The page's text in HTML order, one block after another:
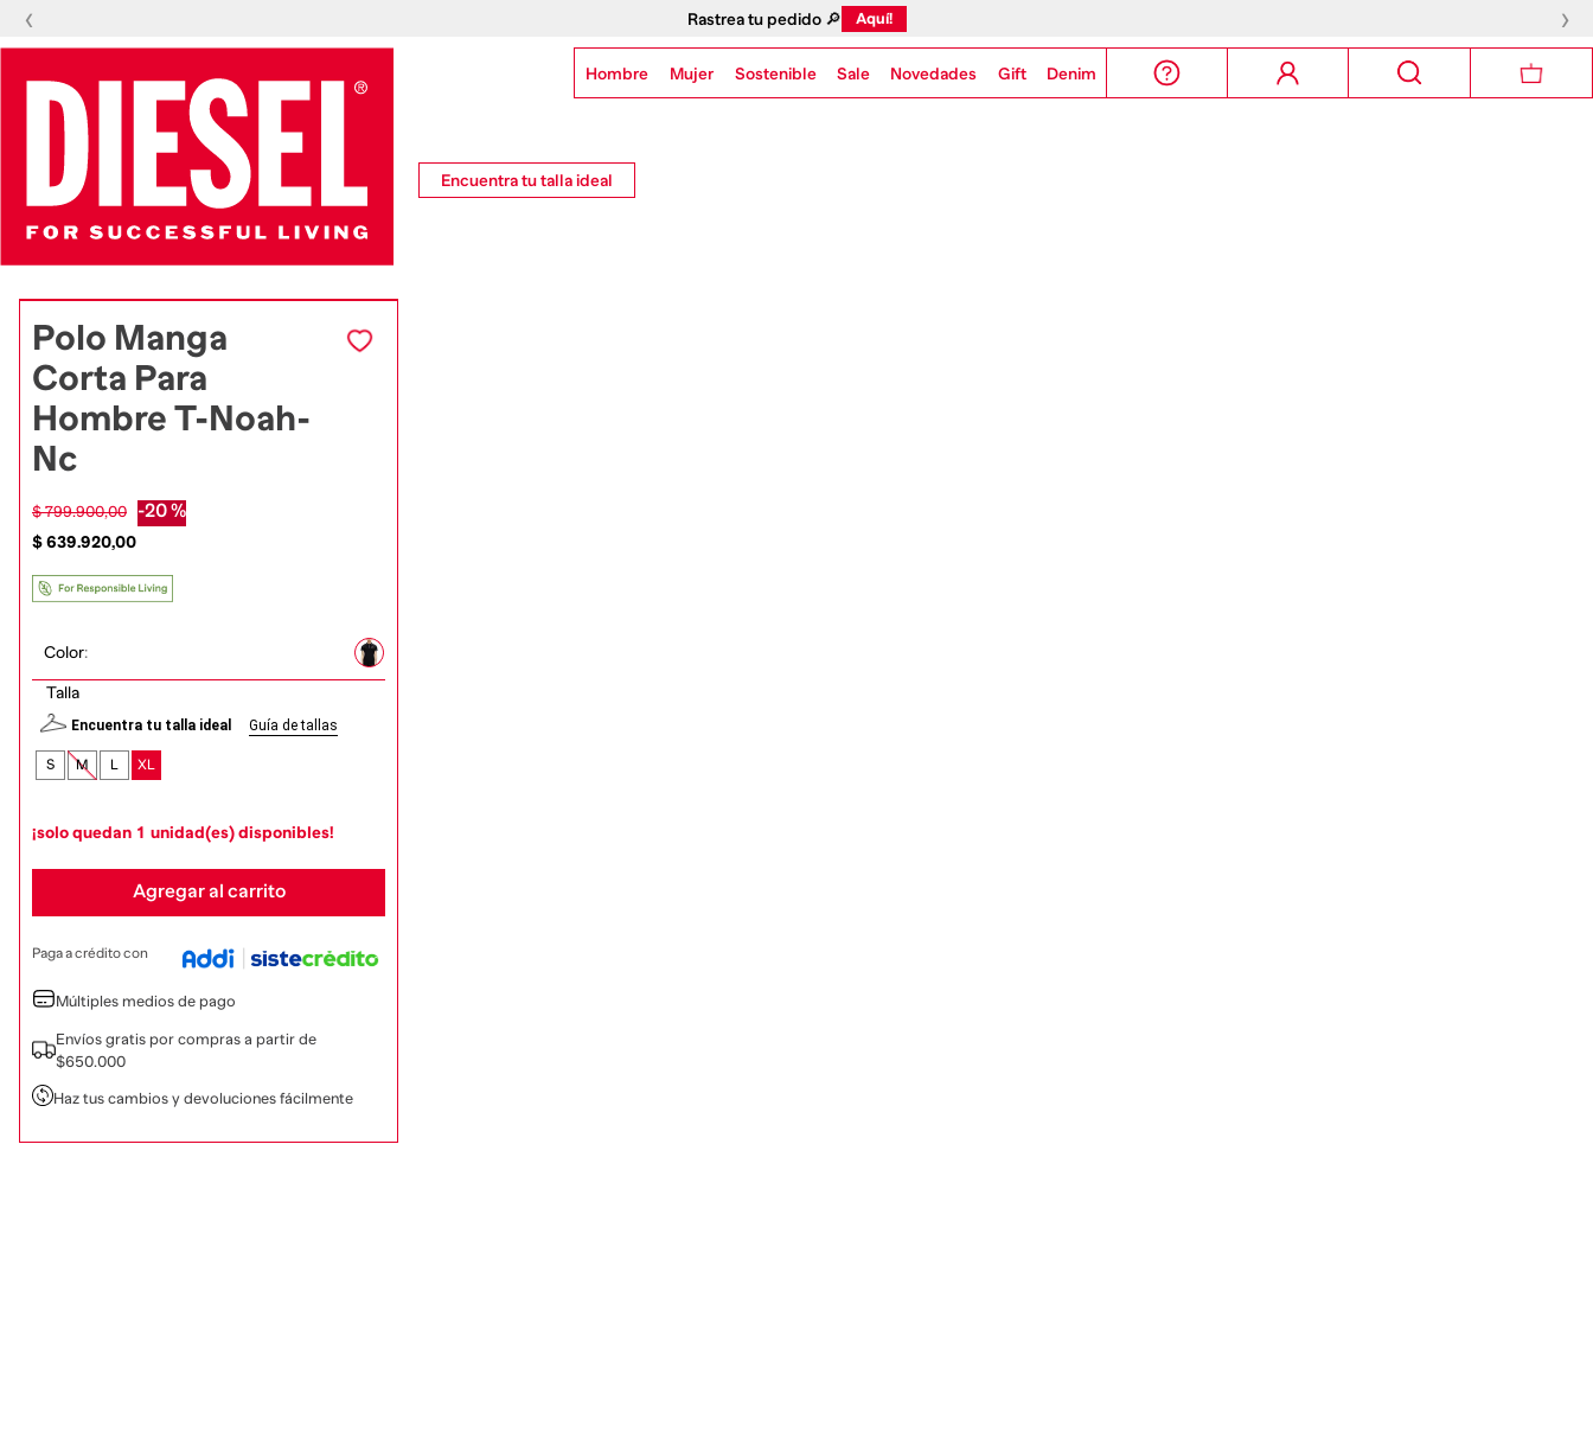
‹ Rastrea tu pedido 🔎 Aquí! ›
Hombre Mujer Sostenible Sale Novedades Gift Denim
Encuentra tu talla ideal
Polo Manga
Corta Para
Hombre T-Noah-
Nc
$ 799.900,00 -20 %
$639.920,00
Color:
Talla
Encuentra tu talla ideal Guía de tallas
S M L XL
¡solo quedan 1 unidad(es) disponibles!
Agregar al carrito
Paga a crédito con
Múltiples medios de pago
Envíos gratis por compras a partir de
$650.000
Haz tus cambios y devoluciones fácilmente